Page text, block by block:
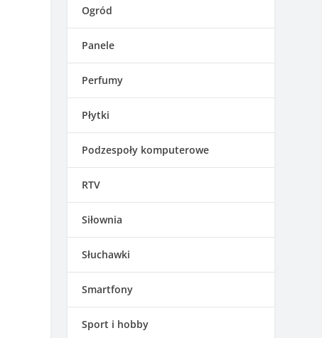
Ogród
Panele
Perfumy
Płytki
Podzespoły komputerowe
RTV
Siłownia
Słuchawki
Smartfony
Sport i hobby